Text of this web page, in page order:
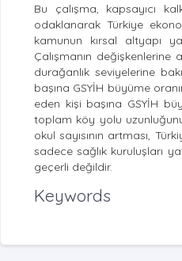
Bu çalışma, kapsayıcı
odaklanarak Türkiye
kamunun kırsal altyapı
Çalışmanın
durağanlık seviyelerine
başına GSYİH büyüme
eden kişi başına GSYİH
toplam köy yolu uzunluğunu
okul sayısının artması,
sadece sağlık kuruluşları
geçerli değildir.
Keywords